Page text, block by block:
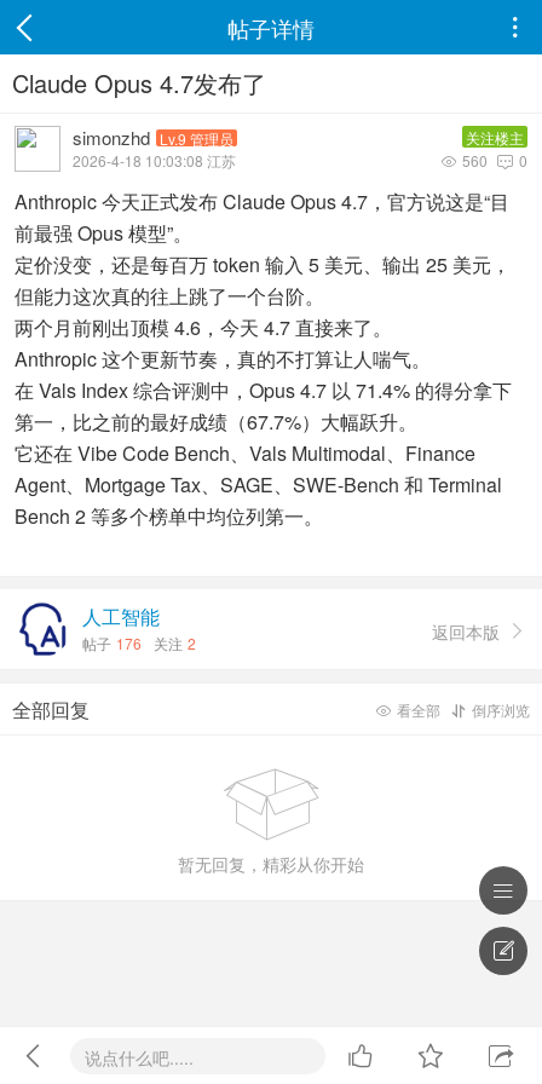
帖子详情 
Claude Opus 4.7发布了
simonzhd Lv.9 管理员
关注楼主
2026-4-18 10:03:08 江苏
 0
 560
Anthropic 今天正式发布 Claude Opus 4.7，官方说这是“目
前最强 Opus 模型”。
定价没变，还是每百万 token 输入 5 美元、输出 25 美元，
但能力这次真的往上跳了一个台阶。
两个月前刚出顶模 4.6，今天 4.7 直接来了。
Anthropic 这个更新节奏，真的不打算让人喘气。
在 Vals Index 综合评测中，Opus 4.7 以 71.4% 的得分拿下
第一，比之前的最好成绩（67.7%）大幅跃升。
它还在 Vibe Code Bench、Vals Multimodal、Finance
Agent、Mortgage Tax、SAGE、SWE-Bench 和 Terminal
Bench 2 等多个榜单中均位列第一。
人工智能
帖子 176 关注 2 返回本版 
 倒序浏览
 看全部
全部回复

暂无回复，精彩从你开始
 说点什么吧.....   

